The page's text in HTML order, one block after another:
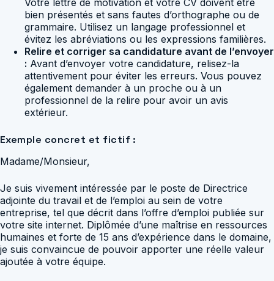
Votre lettre de motivation et votre CV doivent être
bien présentés et sans fautes d’orthographe ou de
grammaire. Utilisez un langage professionnel et
évitez les abréviations ou les expressions familières.
Relire et corriger sa candidature avant de l’envoyer
: Avant d’envoyer votre candidature, relisez-la
attentivement pour éviter les erreurs. Vous pouvez
également demander à un proche ou à un
professionnel de la relire pour avoir un avis
extérieur.
Exemple concret et fictif :
Madame/Monsieur,
Je suis vivement intéressée par le poste de Directrice
adjointe du travail et de l’emploi au sein de votre
entreprise, tel que décrit dans l’offre d’emploi publiée sur
votre site internet. Diplômée d’une maîtrise en ressources
humaines et forte de 15 ans d’expérience dans le domaine,
je suis convaincue de pouvoir apporter une réelle valeur
ajoutée à votre équipe.